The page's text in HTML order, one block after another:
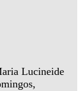
Lucineide